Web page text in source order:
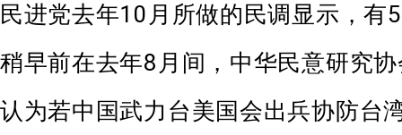
民进党去年10月所做的民调显示，有
稍早前在去年8月间，中华民意研究
认为若中国武力台美国会出兵协防台